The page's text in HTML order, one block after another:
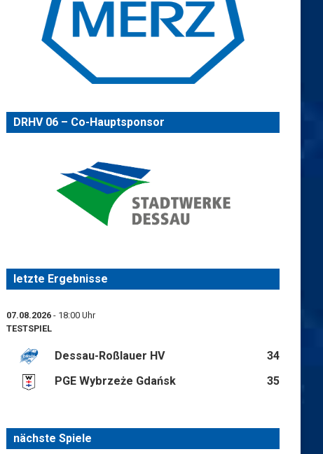
DRHV 06 – Co-Hauptsponsor
letzte Ergebnisse
07.08.2026 - 18:00 Uhr
TESTSPIEL
Dessau-Roßlauer HV
34
PGE Wybrzeże Gdańsk
35
nächste Spiele